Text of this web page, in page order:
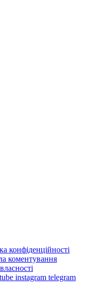
конфіденційності
коментування
instagram telegram